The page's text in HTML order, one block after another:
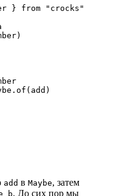
} from "crocks"
add в Maybe, затем
b. До сих пор мы